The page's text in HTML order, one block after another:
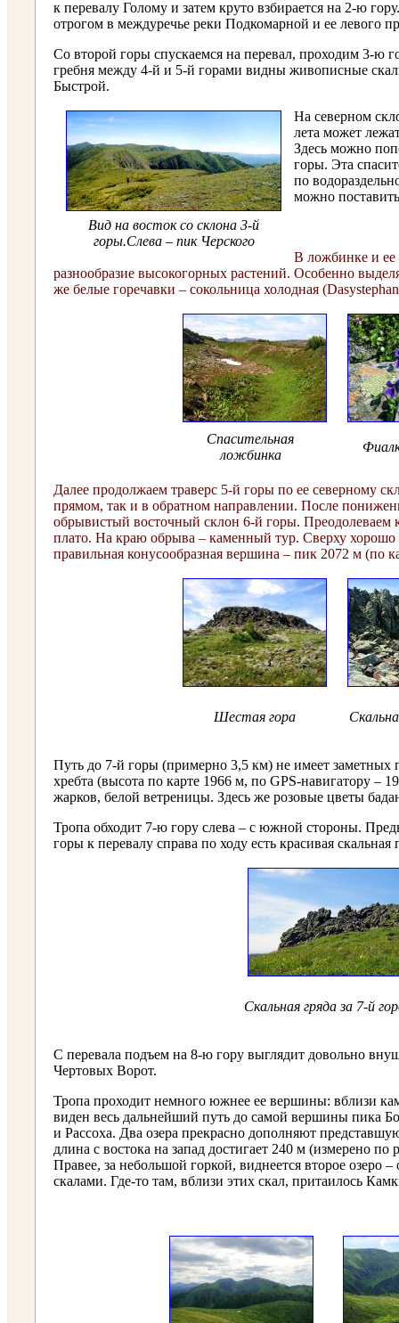
к перевалу Голому и затем круто взбирается на 2-ю
отрогом в междуречье реки Подкомарной и ее левого
Со второй горы спускаемся на перевал, проходим 3-ю
гребня между 4-й и 5-й горами видны живописные
Быстрой.
Вид на восток со склона 3-й
горы.Слева – пик Черского
На северном
лета может
Здесь можно
горы. Эта
по
можно
В ложбинке и ее
разнообразие высокогорных растений. Особенно
же белые горечавки – сокольница холодная
Спасительная
ложбинка
Далее продолжаем траверс 5-й горы по ее северному
прямом, так и в обратном направлении. После
обрывистый восточный склон 6-й горы. Преодолеваем
плато. На краю обрыва – каменный тур. Сверху
правильная конусообразная вершина – пик 2072 м (по
Шестая гора
Путь до 7-й горы (примерно 3,5 км) не имеет
хребта (высота по карте 1966 м, по GPS-навигатору
жарков, белой ветреницы. Здесь же розовые цветы
Тропа обходит 7-ю гору слева – с южной стороны.
горы к перевалу справа по ходу есть красивая скальная
Скальная гряда за 7-й
С перевала подъем на 8-ю гору выглядит довольно
Чертовых Ворот.
Тропа проходит немного южнее ее вершины: вблизи
виден весь дальнейший путь до самой вершины пика
и Рассоха. Два озера прекрасно дополняют
длина с востока на запад достигает 240 м (измерено
Правее, за небольшой горкой, виднеется второе озеро
скалами. Где-то там, вблизи этих скал, притаилось